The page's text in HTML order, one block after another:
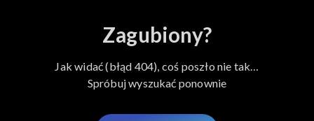
Zagubiony?
Jak widać (błąd 404), coś poszło nie tak…
Spróbuj wyszukać ponownie